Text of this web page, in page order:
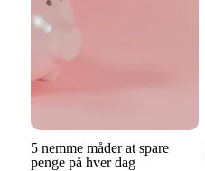
5 nemme måder at spare
penge på hver dag